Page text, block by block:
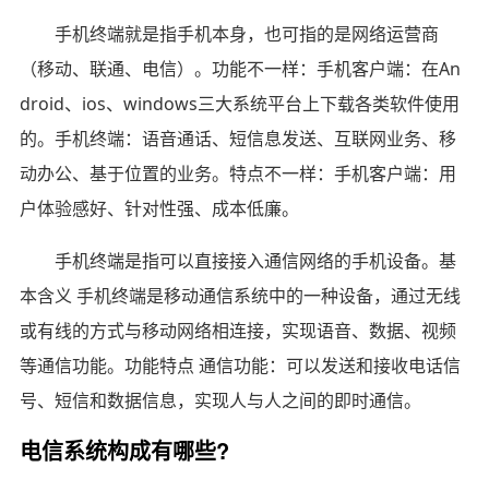
手机终端就是指手机本身，也可指的是网络运营商
（移动、联通、电信）。功能不一样：手机客户端：在An
droid、ios、windows三大系统平台上下载各类软件使用
的。手机终端：语音通话、短信息发送、互联网业务、移
动办公、基于位置的业务。特点不一样：手机客户端：用
户体验感好、针对性强、成本低廉。
手机终端是指可以直接接入通信网络的手机设备。基
本含义 手机终端是移动通信系统中的一种设备，通过无线
或有线的方式与移动网络相连接，实现语音、数据、视频
等通信功能。功能特点 通信功能：可以发送和接收电话信
号、短信和数据信息，实现人与人之间的即时通信。
电信系统构成有哪些?